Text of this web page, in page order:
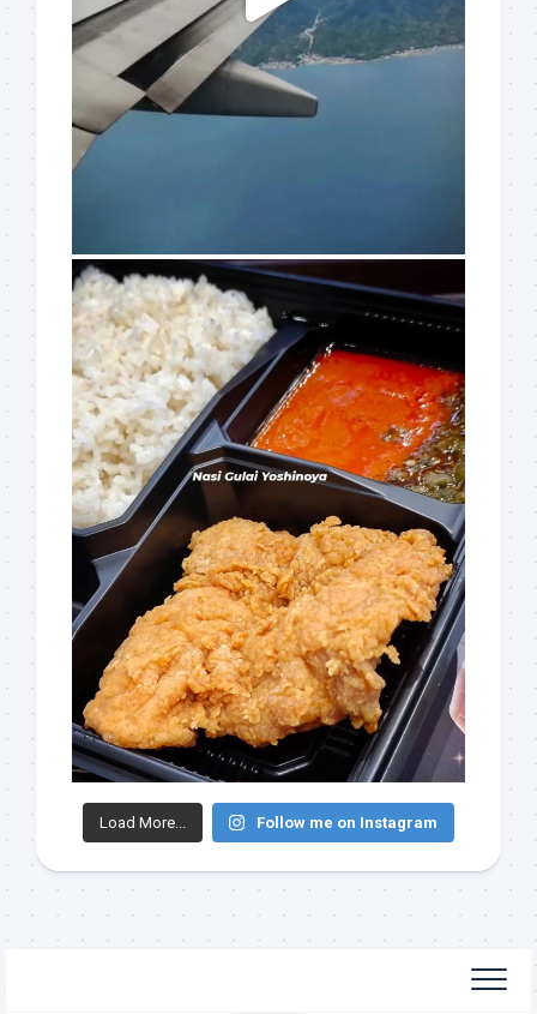
Load More... Follow me on Instagram